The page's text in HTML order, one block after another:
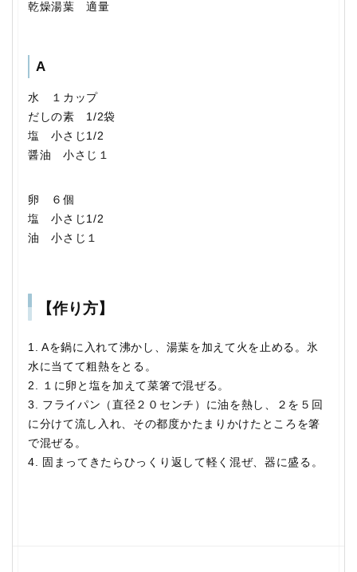
乾燥湯葉 適量
A
水 １カップ
だしの素 1/2袋
塩 小さじ1/2
醤油 小さじ１
卵 ６個
塩 小さじ1/2
油 小さじ１
【作り方】
1. Aを鍋に入れて沸かし、湯葉を加えて火を止める。氷
水に当てて粗熱をとる。
2. １に卵と塩を加えて菜箸で混ぜる。
3. フライパン（直径２０センチ）に油を熱し、２を５回
に分けて流し入れ、その都度かたまりかけたところを箸
で混ぜる。
4. 固まってきたらひっくり返して軽く混ぜ、器に盛る。